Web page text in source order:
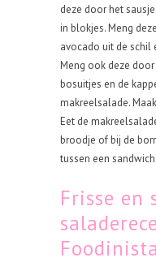
deze door het
in blokjes. Meng
avocado uit de schil
Meng ook deze
bosuitjes en de
makreelsalade.
Eet de
broodje of bij de
tussen een
Frisse en
Foodinista